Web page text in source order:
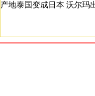
产地泰国变成日本 沃尔玛